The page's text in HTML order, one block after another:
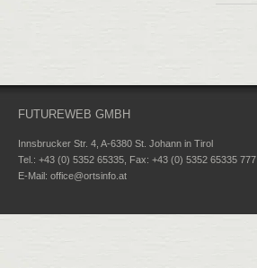
FUTUREWEB GMBH
Innsbrucker Str. 4, A-6380 St. Johann in Tirol
Tel.: +43 (0) 5352 65335, Fax: +43 (0) 5352 65335 777
E-Mail: office@ortsinfo.at